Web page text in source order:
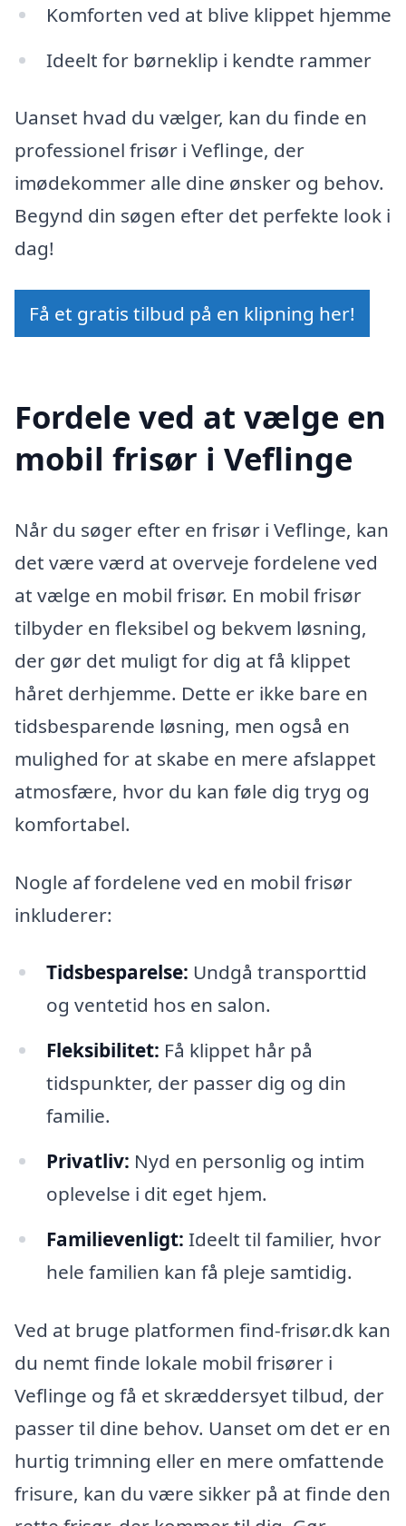
Komforten ved at blive klippet hjemme
Ideelt for børneklip i kendte rammer
Uanset hvad du vælger, kan du finde en
professionel frisør i Veflinge, der
imødekommer alle dine ønsker og behov.
Begynd din søgen efter det perfekte look i
dag!
Få et gratis tilbud på en klipning her!
Fordele ved at vælge en
mobil frisør i Veflinge
Når du søger efter en frisør i Veflinge, kan
det være værd at overveje fordelene ved
at vælge en mobil frisør. En mobil frisør
tilbyder en fleksibel og bekvem løsning,
der gør det muligt for dig at få klippet
håret derhjemme. Dette er ikke bare en
tidsbesparende løsning, men også en
mulighed for at skabe en mere afslappet
atmosfære, hvor du kan føle dig tryg og
komfortabel.
Nogle af fordelene ved en mobil frisør
inkluderer:
Tidsbesparelse: Undgå transporttid
og ventetid hos en salon.
Fleksibilitet: Få klippet hår på
tidspunkter, der passer dig og din
familie.
Privatliv: Nyd en personlig og intim
oplevelse i dit eget hjem.
Familievenligt: Ideelt til familier, hvor
hele familien kan få pleje samtidig.
Ved at bruge platformen find-frisør.dk kan
du nemt finde lokale mobil frisører i
Veflinge og få et skræddersyet tilbud, der
passer til dine behov. Uanset om det er en
hurtig trimning eller en mere omfattende
frisure, kan du være sikker på at finde den